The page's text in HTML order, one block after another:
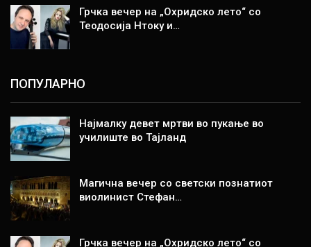
Грчка вечер на „Охридско лето“ со
Теодосија Нтоку и…
ПОПУЛАРНО
Најмалку девет мртви во пукање во
училиште во Тајланд
Магична вечер со светски познатиот
виолинист Стефан…
Грчка вечер на „Охридско лето“ со